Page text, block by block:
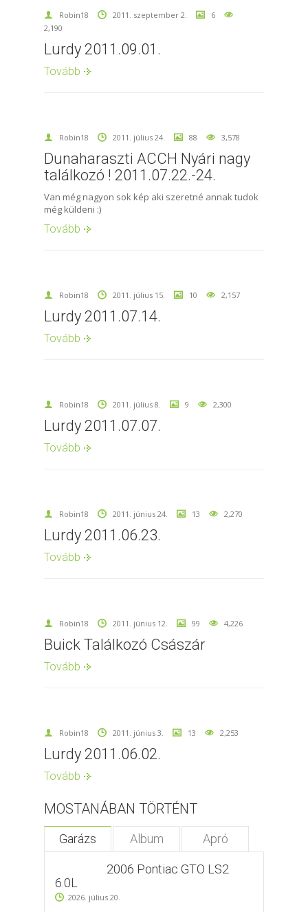
Robin18 2011. szeptember 2.
6
2,190
Lurdy 2011.09.01.
Tovább
Robin18 2011. július 24. 88 3,578
Dunaharaszti ACCH Nyári nagy
találkozó ! 2011.07.22.-24.
Van még nagyon sok kép aki szeretné annak tudok
még küldeni :)
Tovább
Robin18 2011. július 15. 10 2,157
Lurdy 2011.07.14.
Tovább
Robin18 2011. július 8. 9 2,300
Lurdy 2011.07.07.
Tovább
Robin18 2011. június 24. 13 2,270
Lurdy 2011.06.23.
Tovább
Robin18 2011. június 12. 99 4,226
Buick Találkozó Császár
Tovább
Robin18 2011. június 3. 13 2,253
Lurdy 2011.06.02.
Tovább
MOSTANÁBAN TÖRTÉNT
Garázs Album Apró
2006 Pontiac GTO LS2
6.0L
2026. július 20.